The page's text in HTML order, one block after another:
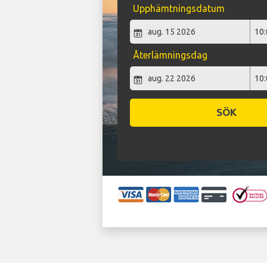
Upphämtningsdatum
Återlämningsdag
SÖK